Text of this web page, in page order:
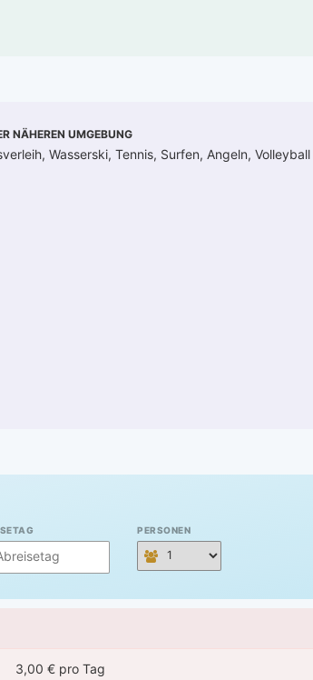
NÄHEREN UMGEBUNG
Wasserski, Tennis, Surfen, Angeln, Volleyball
PERSONEN
3,00 € pro Tag